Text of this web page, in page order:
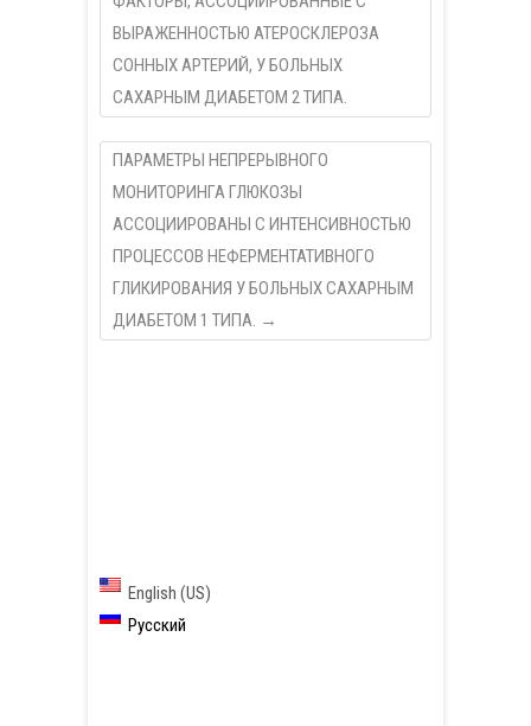
ВЫРАЖЕННОСТЬЮ АТЕРОСКЛЕРОЗА
СОННЫХ АРТЕРИЙ, У БОЛЬНЫХ
СAХАРНЫМ ДИАБЕТОМ 2 ТИПА.
ПАРАМЕТРЫ НЕПРЕРЫВНОГО
МОНИТОРИНГА ГЛЮКОЗЫ
АССОЦИИРОВАНЫ С ИНТЕНСИВНОСТЬЮ
ПРОЦЕССОВ НЕФЕРМЕНТАТИВНОГО
ГЛИКИРОВАНИЯ У БОЛЬНЫХ САХАРНЫМ
ДИАБЕТОМ 1 ТИПА. →
English (US)
Русский